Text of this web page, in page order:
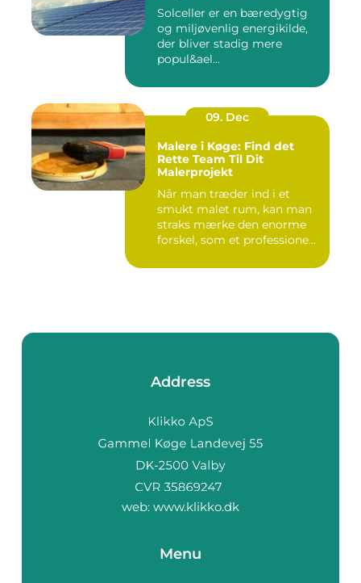
Solceller er en bæredygtig
og miljøvenlig energikilde,
der bliver stadig mere
popul&ael...
09. Dec
Malere i Køge: Find det
Rette Team Til Dit
Malerprojekt
Når man træder ind i et
smukt malet rum, kan man
straks mærke den enorme
forskel, som et professione...
Address
web: www.klikko.dk
Menu